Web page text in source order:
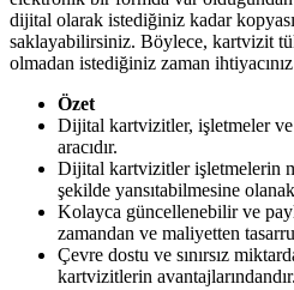
dijital olarak istediğiniz kadar
saklayabilirsiniz. Böylece, kartvizit
olmadan istediğiniz zaman
Özet
Dijital kartvizitler, işletmeler ve
aracıdır.
Dijital kartvizitler işletmelerin
şekilde yansıtabilmesine
Kolayca güncellenebilir ve
zamandan ve maliyetten
Çevre dostu ve sınırsız
kartvizitlerin avantajlarındandır.